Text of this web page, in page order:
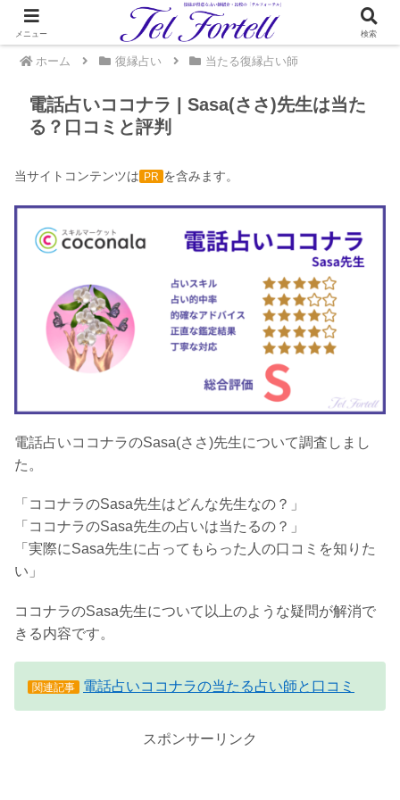
ホーム 復縁占い 当たる復縁占い師
電話占いココナラ | Sasa(ささ)先生は当た
る？口コミと評判
当サイトコンテンツは PR を含みます。
電話占いココナラのSasa(ささ)先生について調査しまし
た。
「ココナラのSasa先生はどんな先生なの？」
「ココナラのSasa先生の占いは当たるの？」
「実際にSasa先生に占ってもらった人の口コミを知りた
い」
ココナラのSasa先生について以上のような疑問が解消で
きる内容です。
関連記事 電話占いココナラの当たる占い師と口コミ
スポンサーリンク
メニュー 検索